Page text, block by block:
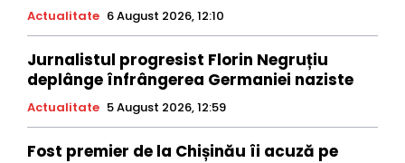
Actualitate 6 August 2026, 12:10
Jurnalistul progresist Florin Negruțiu
deplânge înfrângerea Germaniei naziste
Actualitate 5 August 2026, 12:59
Fost premier de la Chișinău îi acuză pe